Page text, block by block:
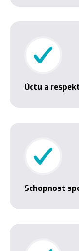
Úctu a
Schopnost